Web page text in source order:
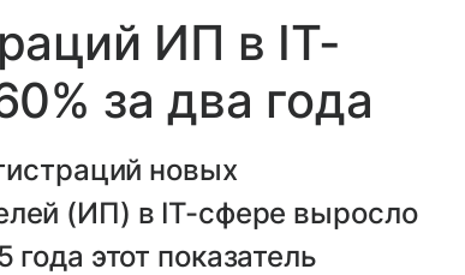
ИП в IT-
за два года
новых
(ИП) в IT-сфере выросло
этот показатель